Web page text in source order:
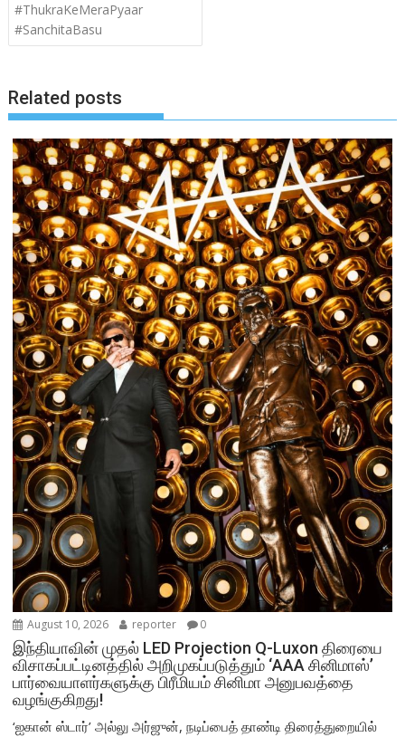
#ThukraKeMeraPyaar
#SanchitaBasu
Related posts
August 10, 2026 reporter 0
இந்தியாவின் முதல் LED Projection Q-Luxon திரையை
விசாகப்பட்டினத்தில் அறிமுகப்படுத்தும் ‘AAA சினிமாஸ்’
பார்வையாளர்களுக்கு பிரீமியம் சினிமா அனுபவத்தை
வழங்குகிறது!
‘ஐகான் ஸ்டார்’ அல்லு அர்ஜுன், நடிப்பைத் தாண்டி திரைத்துறையில்